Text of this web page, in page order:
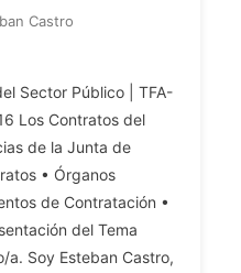
Castro
Sector Público | TFA-
Los Contratos del
de la Junta de
• Órganos
de Contratación •
del Tema
a. Soy Esteban Castro,